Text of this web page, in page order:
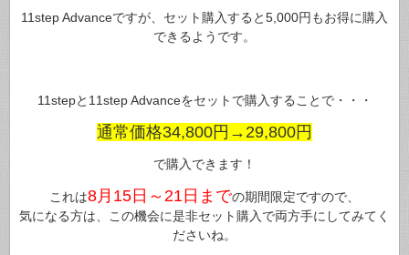
11step Advanceですが、セット購入すると5,000円もお得に購入
できるようです。
11stepと11step Advanceをセットで購入することで・・・
通常価格34,800円→29,800円
で購入できます！
これは8月15日～21日までの期間限定ですので、
気になる方は、この機会に是非セット購入で両方手にしてみてく
ださいね。